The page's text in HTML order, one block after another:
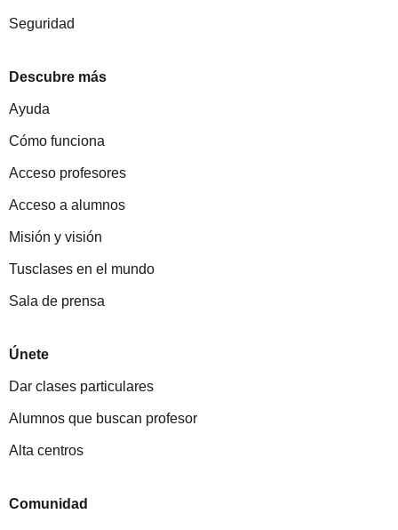
Seguridad
Descubre más
Ayuda
Cómo funciona
Acceso profesores
Acceso a alumnos
Misión y visión
Tusclases en el mundo
Sala de prensa
Únete
Dar clases particulares
Alumnos que buscan profesor
Alta centros
Comunidad